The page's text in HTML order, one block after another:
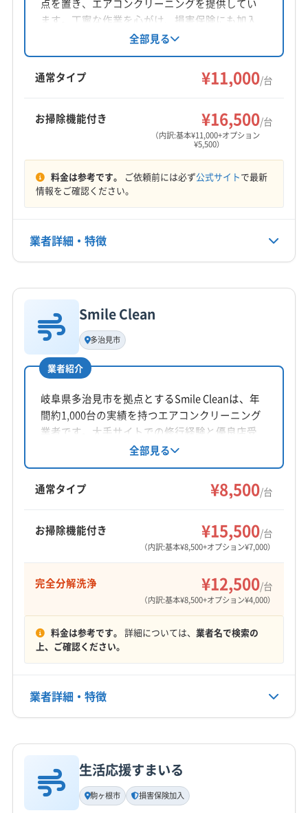
対応地域
安曇野市 伊那市
駒ヶ根市
松本市 諏訪市 大町市
下伊那郡阿智村
下伊那郡阿南町
下伊那郡高森町
下伊那郡大鹿村
下伊那郡売木村
下伊那郡豊丘村
定休日
なし
090-7723-0107
点を置き、エアコンクリーニングを提供してい
ます。丁寧な作業を心がけ、損害保険にも加入
済み。営業時間外や対応地域外の相談も可能で
す。基本料金11,000円からで、複数台割引や、お
掃除機能付きエアコン、消臭抗菌コート、室外
機洗浄などのオプションも用意されています。
全部見る
通常タイプ ¥11,000/台
お掃除機能付き ¥16,500/台
（内訳:基本¥11,000+オプション
¥5,500）
料金は参考です。 ご依頼前には必ず公式サイトで最新
情報をご確認ください。
業者詳細・特徴
基本情報
代表者名
北沢建
所在地
長野県上伊那郡南箕輪村7483-2
対応地域
伊那市 駒ヶ根市
下伊那郡高森町
下伊那郡松川町
下伊那郡豊丘村
上伊那郡宮田村
上伊那郡中川村
定休日
電話番号
公式HP
Smile Clean
多治見市
業者紹介
岐阜県多治見市を拠点とするSmile Cleanは、年
間約1,000台の実績を持つエアコンクリーニング
業者です。大手サイトでの修行経験と優良店受
賞歴を活かし、親切丁寧な対応と、エコ洗剤や
次亜塩素酸など要望に沿った洗剤選びが可能で
す。グループホームや病院など法人顧客にも対
応。オプションで室外機洗浄や消臭抗菌コート
全部見る
通常タイプ ¥8,500/台
お掃除機能付き ¥15,500/台
（内訳:基本¥8,500+オプション¥7,000）
完全分解洗浄 ¥12,500/台
（内訳:基本¥8,500+オプション¥4,000）
料金は参考です。 詳細については、 業者名で検索の
上、ご確認ください。
業者詳細・特徴
基本情報
代表者名
尾藤泰啓
生活応援すまいる
駒ヶ根市 損害保険加入